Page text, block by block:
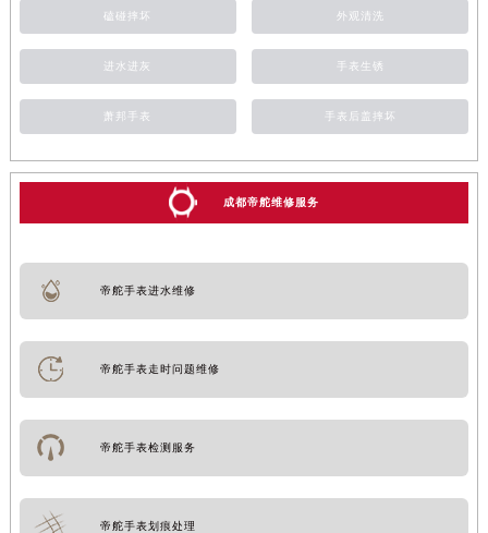
磕碰摔坏 外观清洗
进水进灰 手表生锈
萧邦手表 手表后盖摔坏
成都帝舵维修服务
帝舵手表进水维修
帝舵手表走时问题维修
帝舵手表检测服务
帝舵手表划痕处理